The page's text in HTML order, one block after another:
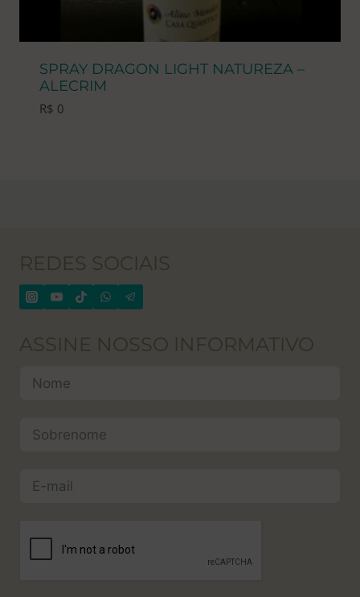
SPRAY DRAGON LIGHT NATUREZA –
ALECRIM
R$ 0
REDES SOCIAIS
ASSINE NOSSO INFORMATIVO